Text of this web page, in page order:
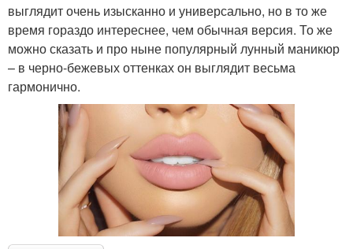
выглядит очень изысканно и универсально, но в то же
время гораздо интереснее, чем обычная версия. То же
можно сказать и про ныне популярный лунный маникюр
– в черно-бежевых оттенках он выглядит весьма
гармонично.